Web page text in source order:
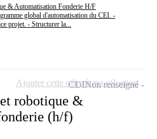
& Automatisation Fonderie H/F
global d'automatisation du CEI. -
projet. - Structurer la...
robotique &
(h/f)
CDINon renseigné
Ajouter cette offre à ma sélection